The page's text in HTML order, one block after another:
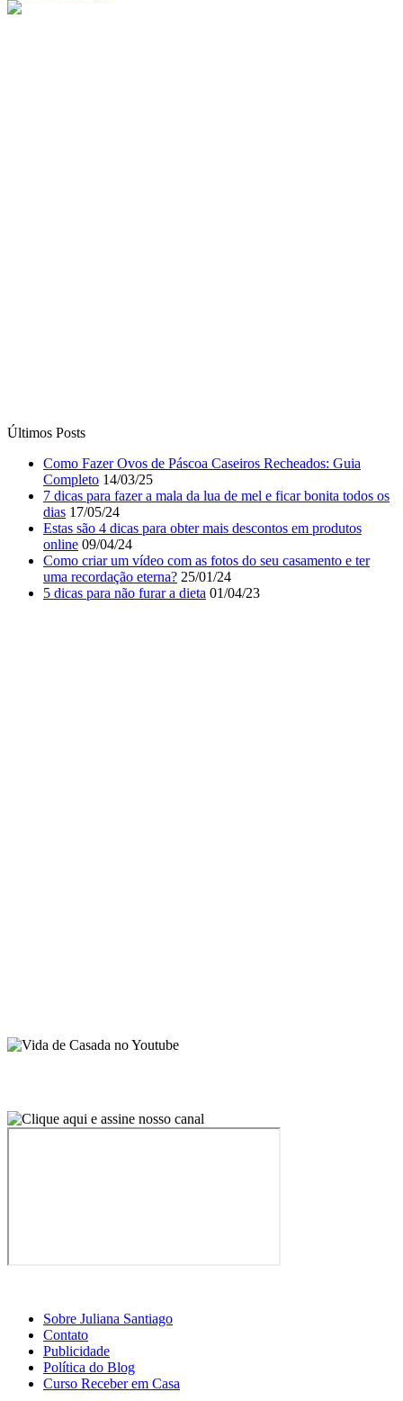
Últimos Posts
Como Fazer Ovos de Páscoa Caseiros Recheados: Guia
Completo 14/03/25
7 dicas para fazer a mala da lua de mel e ficar bonita todos os
dias 17/05/24
Estas são 4 dicas para obter mais descontos em produtos
online 09/04/24
Como criar um vídeo com as fotos do seu casamento e ter
uma recordação eterna? 25/01/24
5 dicas para não furar a dieta 01/04/23
Contato
Publicidade
Política do Blog
Curso Receber em Casa